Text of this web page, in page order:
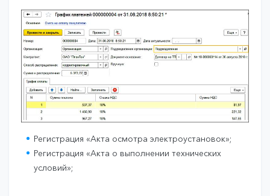
Регистрация «Акта осмотра электроустановок»;
Регистрация «Акта о выполнении технических
условий»;